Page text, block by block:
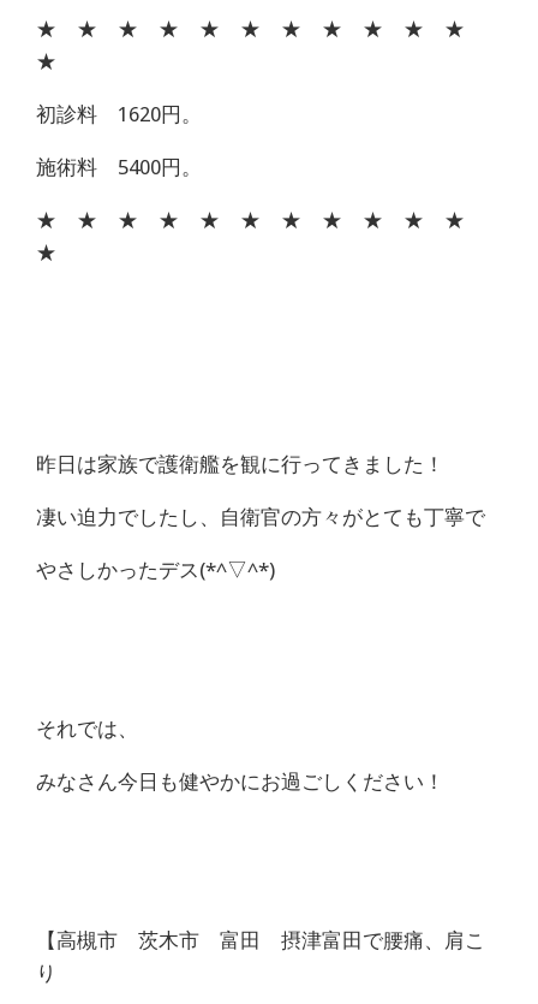
★ ★ ★ ★ ★ ★ ★ ★ ★ ★ ★
★
初診料 1620円。
施術料 5400円。
★ ★ ★ ★ ★ ★ ★ ★ ★ ★ ★
★
昨日は家族で護衛艦を観に行ってきました！
凄い迫力でしたし、自衛官の方々がとても丁寧で
やさしかったデス(*^▽^*)
それでは、
みなさん今日も健やかにお過ごしください！
【高槻市 茨木市 富田 摂津富田で腰痛、肩こ
り